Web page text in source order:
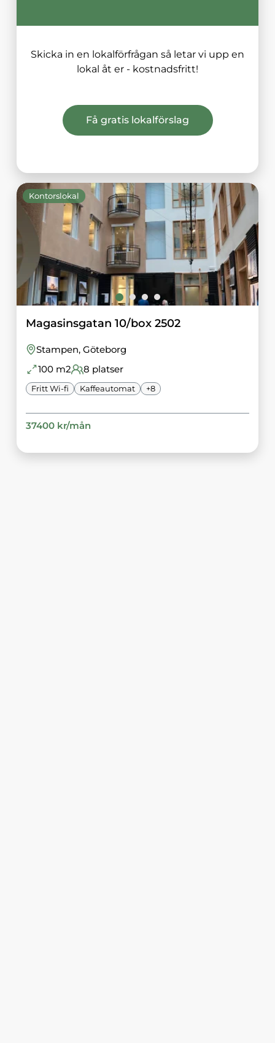
Skicka in en lokalförfrågan så letar vi upp en
lokal åt er - kostnadsfritt!
Få gratis lokalförslag
Kontorslokal
Magasinsgatan 10/box 2502
Stampen, Göteborg
100m2 8 platser
Fritt Wi-fi Kaffeautomat +8
37400kr/mån